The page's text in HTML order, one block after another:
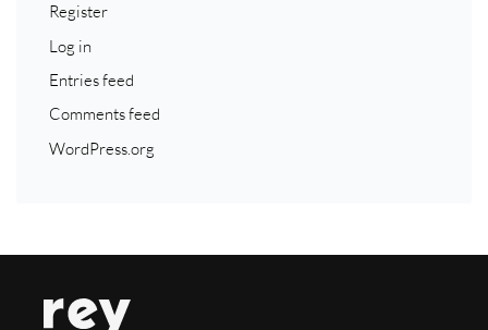
Register
Log in
Entries feed
Comments feed
WordPress.org